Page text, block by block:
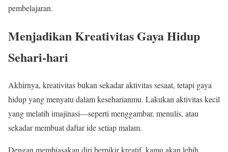
pembelajaran.
Menjadikan Kreativitas Gaya Hidup
Sehari-hari
Akhirnya, kreativitas bukan sekadar aktivitas sesaat, tetapi gaya
hidup yang menyatu dalam keseharianmu. Lakukan aktivitas kecil
yang melatih imajinasi—seperti menggambar, menulis, atau
sekadar membuat daftar ide setiap malam.
Dengan membiasakan diri berpikir kreatif, kamu akan lebih